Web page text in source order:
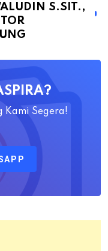
S.SIT.,
Kami Segera!